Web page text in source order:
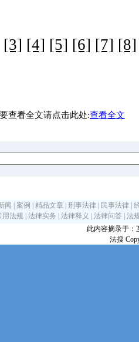
[3] [4] [5] [6] [7] [8]
查看全文请点击此处:查看全文
闻 案例 精品文章 刑事法律 民事法律
用法规 法律实务 法律释义 法律问答
法
此内容摘录于：
法搜